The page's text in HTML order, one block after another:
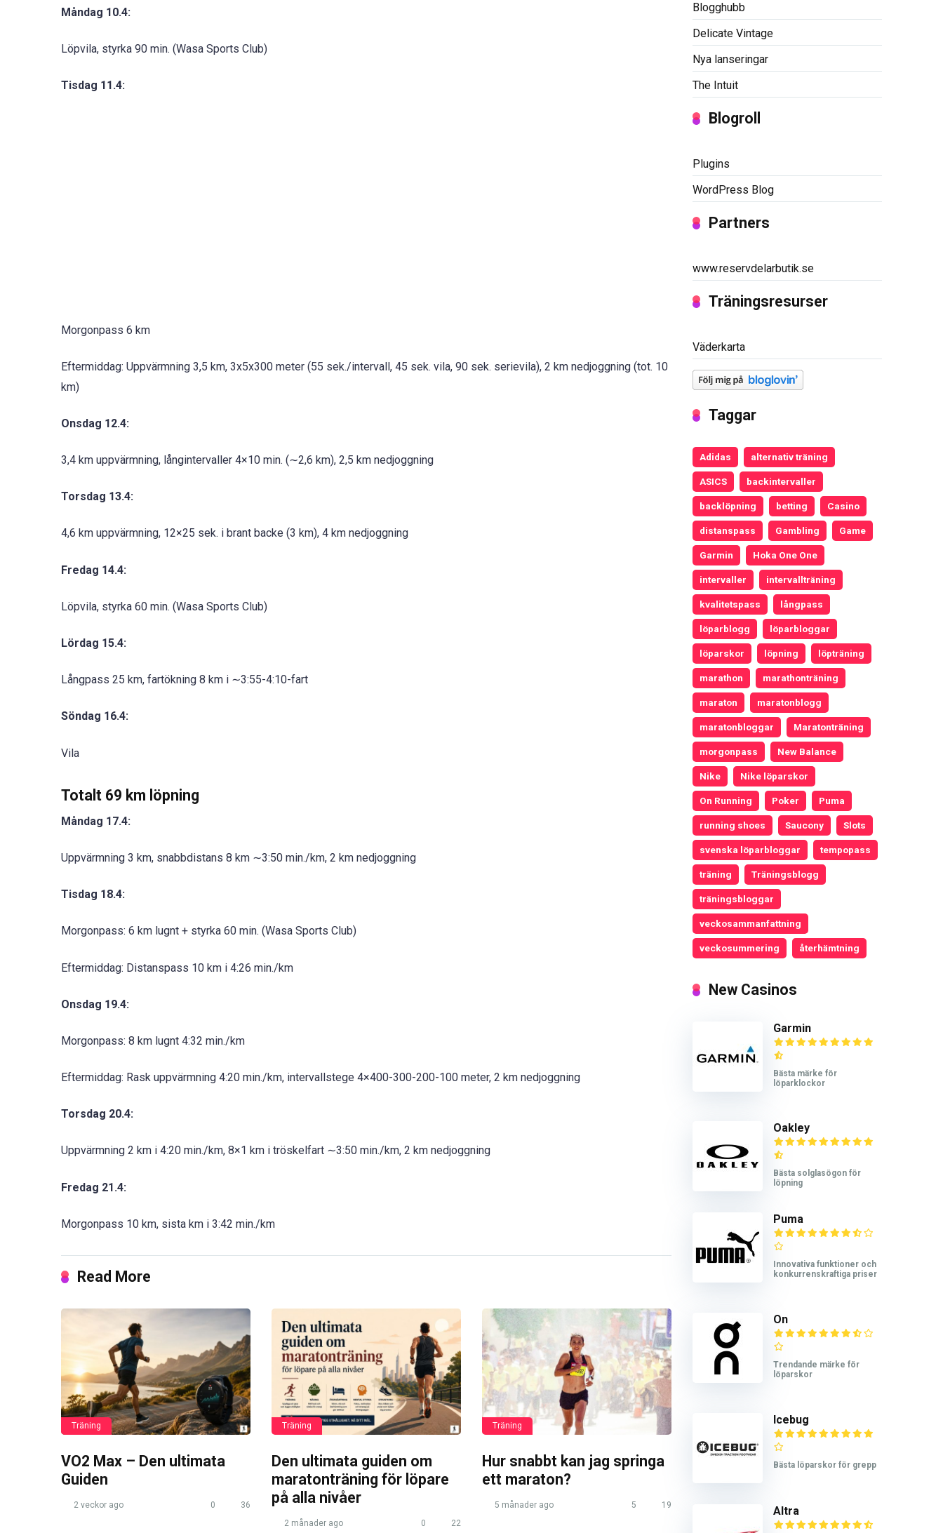
Måndag 10.4:
Löpvila, styrka 90 min. (Wasa Sports Club)
Tisdag 11.4:
Morgonpass 6 km
Eftermiddag: Uppvärmning 3,5 km, 3x5x300 meter (55 sek./intervall, 45 sek. vila, 90 sek. serievila), 2 km nedjoggning (tot. 10
km)
Onsdag 12.4:
3,4 km uppvärmning, långintervaller 4×10 min. (∼2,6 km), 2,5 km nedjoggning
Torsdag 13.4:
4,6 km uppvärmning, 12×25 sek. i brant backe (3 km), 4 km nedjoggning
Fredag 14.4:
Löpvila, styrka 60 min. (Wasa Sports Club)
Lördag 15.4:
Långpass 25 km, fartökning 8 km i ∼3:55-4:10-fart
Söndag 16.4:
Vila
Totalt 69 km löpning
Måndag 17.4:
Uppvärmning 3 km, snabbdistans 8 km ∼3:50 min./km, 2 km nedjoggning
Tisdag 18.4:
Morgonpass: 6 km lugnt + styrka 60 min. (Wasa Sports Club)
Eftermiddag: Distanspass 10 km i 4:26 min./km
Onsdag 19.4:
Morgonpass: 8 km lugnt 4:32 min./km
Eftermiddag: Rask uppvärmning 4:20 min./km, intervallstege 4×400-300-200-100 meter, 2 km nedjoggning
Torsdag 20.4:
Uppvärmning 2 km i 4:20 min./km, 8×1 km i tröskelfart ∼3:50 min./km, 2 km nedjoggning
Fredag 21.4:
Morgonpass 10 km, sista km i 3:42 min./km
Read More
Träning
VO2 Max – Den ultimata
Guiden
2 veckor ago 0 36
Träning
Den ultimata guiden om
maratonträning för löpare
på alla nivåer
2 månader ago 0 22
Träning
Hur snabbt kan jag springa
ett maraton?
5 månader ago 5 19
Blogghubb
Delicate Vintage
Nya lanseringar
The Intuit
Blogroll
Plugins
WordPress Blog
Partners
www.reservdelarbutik.se
Träningsresurser
Väderkarta
Taggar
Adidas alternativ träning
ASICS backintervaller
backlöpning betting Casino
distanspass Gambling Game
Garmin Hoka One One
intervaller intervallträning
kvalitetspass långpass
löparblogg löparbloggar
löparskor löpning löpträning
marathon marathonträning
maraton maratonblogg
maratonbloggar Maratonträning
morgonpass New Balance
Nike Nike löparskor
On Running Poker Puma
running shoes Saucony Slots
svenska löparbloggar tempopass
träning Träningsblogg
träningsbloggar
veckosammanfattning
veckosummering återhämtning
New Casinos
Garmin
Bästa märke för
löparklockor
Oakley
Bästa solglasögon för
löpning
Puma
Innovativa funktioner och
konkurrenskraftiga priser
On
Trendande märke för
löparskor
Icebug
Bästa löparskor för grepp
Altra